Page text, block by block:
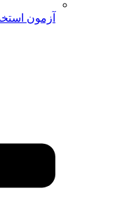
آزمون